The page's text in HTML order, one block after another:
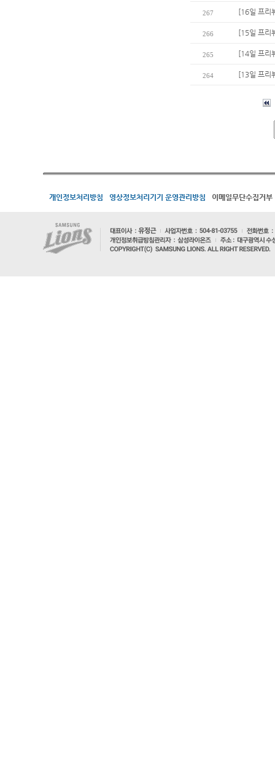
267 [16일 프리
266 [15일 프리
265 [14일 프리
264 [13일 프리
개인정보처리방침 영상정보처리기기 운영관리방침 이메일무단수집거부